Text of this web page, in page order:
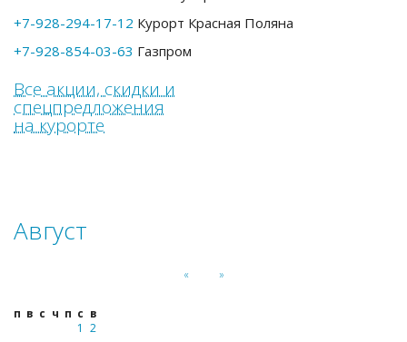
+7-928-294-17-12 Курорт Красная Поляна
+7-928-854-03-63 Газпром
Все акции, скидки и
спец­предложе­ния
на курорте
Август
« »
п в с ч п с в
1 2